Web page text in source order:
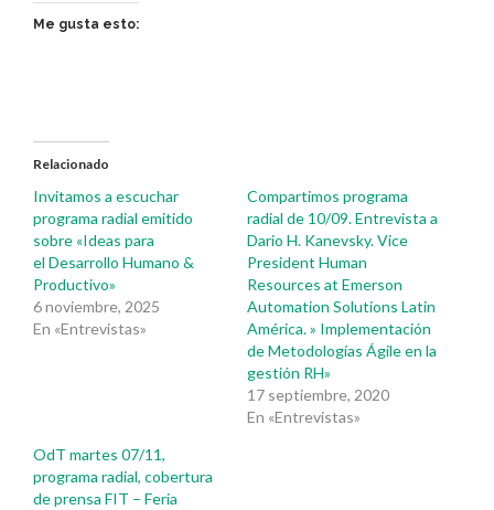
Me gusta esto:
Relacionado
Invitamos a escuchar
programa radial emitido
sobre «Ideas para
el Desarrollo Humano &
Productivo»
6 noviembre, 2025
En «Entrevistas»
Compartimos programa
radial de 10/09. Entrevista a
Dario H. Kanevsky. Vice
President Human
Resources at Emerson
Automation Solutions Latin
América. » Implementación
de Metodologías Ágile en la
gestión RH»
17 septiembre, 2020
En «Entrevistas»
OdT martes 07/11,
programa radial, cobertura
de prensa FIT – Feria